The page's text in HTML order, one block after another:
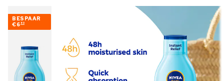
BESPAAR
€6 80